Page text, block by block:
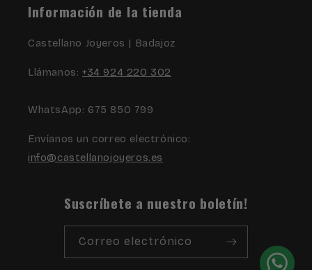
Información de la tienda
Castellano Joyeros | Badajoz
Llámanos: +34 924 220 302
WhatsApp: 675 850 799
Envíanos un correo electrónico:
info@castellanojoyeros.es
Suscríbete a nuestro boletín!
Correo electrónico